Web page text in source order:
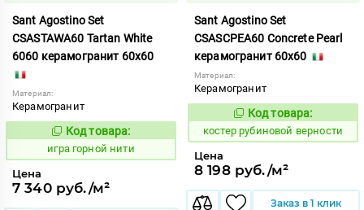
Sant Agostino Set
CSASTAWA60 Tartan White
6060 керамогранит 60x60
Материал:
Керамогранит
549310
Код товара:
игра горной нити
Цена
7 340 руб./м²
Sant Agostino Set
CSASCPEA60 Concrete Pearl
керамогранит 60x60
Материал:
Керамогранит
806756
Код товара:
костер рубиновой верности
Цена
8 198 руб./м²
Заказ в 1 клик